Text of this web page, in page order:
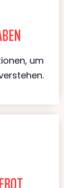
um